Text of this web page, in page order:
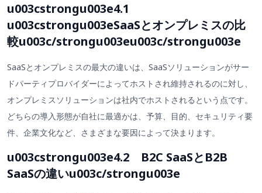
u003cstrongu003e4.1
u003cstrongu003eSaaSとオンプレミスの比
較u003c/strongu003eu003c/strongu003e
SaaSとオンプレミスの最大の違いは、SaaSソリューションがサー
ドパーティプロバイダーによってホストされ維持されるのに対し、
オンプレミスソリューションは社内でホストされるという点です。
どちらの導入形態が自社に最適かは、予算、目的、セキュリティ要
件、企業文化など、さまざまな要因によって決まります。
u003cstrongu003e4.2 B2C SaaSとB2B
SaaSの違いu003c/strongu003e